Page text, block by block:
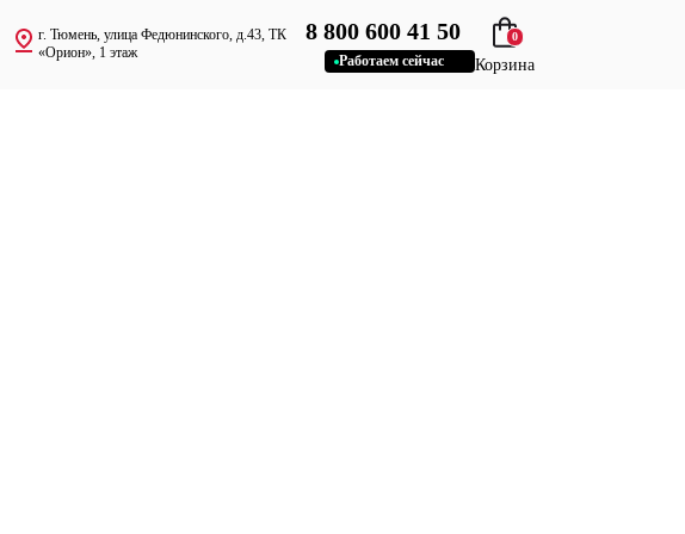
г. Тюмень, улица Федюнинского, д.43, ТК
«Орион», 1 этаж
8 800 600 41 50
Работаем сейчас
0
Корзина